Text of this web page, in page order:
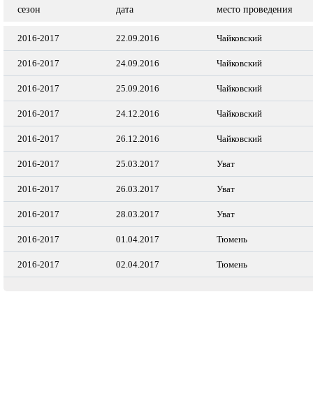
сезон дата место проведения
2016-2017 22.09.2016 Чайковский
2016-2017 24.09.2016 Чайковский
2016-2017 25.09.2016 Чайковский
2016-2017 24.12.2016 Чайковский
2016-2017 26.12.2016 Чайковский
2016-2017 25.03.2017 Уват
2016-2017 26.03.2017 Уват
2016-2017 28.03.2017 Уват
2016-2017 01.04.2017 Тюмень
2016-2017 02.04.2017 Тюмень